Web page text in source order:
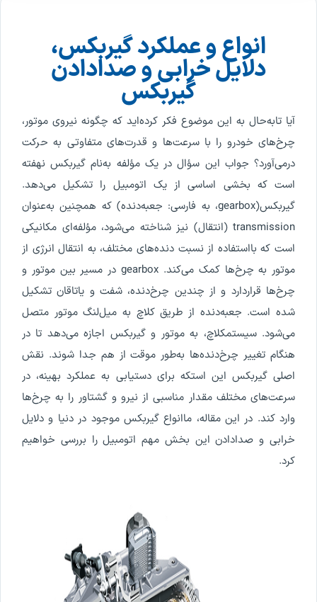
انواع و عملکرد گیربکس،
دلایل خرابی و صدادادن
گیربکس
آیا تابهحال به این موضوع فکر کردهاید که چگونه نیروی موتور،
چرخهای خودرو را با سرعتها و قدرتهای متفاوتی به حرکت
درمیآورد؟ جواب این سؤال در یک مؤلفه بهنام گیربکس نهفته
است که بخشی اساسی از یک اتومبیل را تشکیل میدهد.
گیربکس(
gearbox، به فارسی: جعبهدنده)که همچنین بهعنوان
transmission
(انتقال) نیز شناخته میشود،مؤلفهای مکانیکی
است که بااستفاده از نسبت دندههای مختلف، به انتقال انرژی از
موتور به چرخها کمک میکند.
gearbox در مسیر بین موتور و
چرخها قراردارد و از چندین چرخدنده، شفت و یاتاقان تشکیل
شده است. جعبهدنده از طریق کلاچ به میللنگ موتور متصل
میشود.سیستمکلاچ، به موتور و گیربکس اجازه میدهد تا در
هنگام تغییر چرخدندهها بهطور موقت از هم جدا شوند. نقش
اصلی گیربکس این استکه برای دستیابی به عملکرد بهینه، در
سرعتهای مختلف مقدار مناسبی از نیرو و گشتاور را به چرخها
وارد کند. در این مقاله، ماانواع گیربکس موجود در دنیا و دلایل
خرابی و صدادادن این بخش مهم اتومبیل را بررسی خواهیم
کرد.